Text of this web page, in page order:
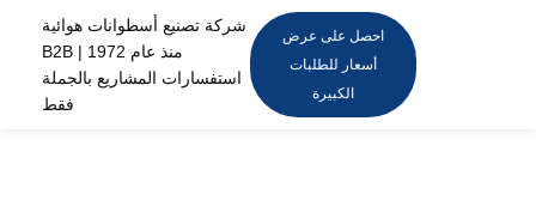
شركة تصنيع أسطوانات هوائية
B2B منذ عام 1972 |
استفسارات المشاريع بالجملة
فقط
احصل على عرض
أسعار للطلبات
الكبيرة